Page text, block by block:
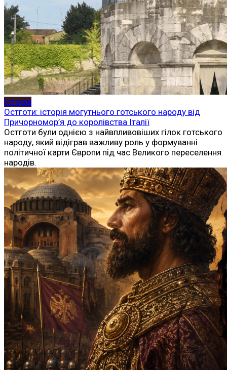
Історія
Остготи: історія могутнього готського народу від
Причорномор’я до королівства Італії
Остготи були однією з найвпливовіших гілок готського
народу, який відіграв важливу роль у формуванні
політичної карти Європи під час Великого переселення
народів.